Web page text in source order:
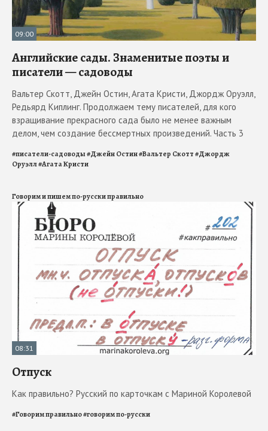
09:00
Английские сады. Знаменитые поэты и
писатели — садоводы
Вальтер Скотт, Джейн Остин, Агата Кристи, Джордж Оруэлл,
Редьярд Киплинг. Продолжаем тему писателей, для кого
взращивание прекрасного сада было не менее важным
делом, чем создание бессмертных произведений. Часть 3
#писатели-садоводы#Джейн Остин#Вальтер Скотт#Джордж
Оруэлл#Агата Кристи
Говорим и пишем по-русски правильно
08:31
Отпуск
Как правильно? Русский по карточкам с Мариной Королевой
#Говорим правильно#говорим по-русски